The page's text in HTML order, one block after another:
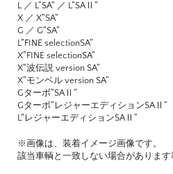
L ／ L”SA” ／ L”SAⅡ”
X ／ X”SA”
G ／ G”SA”
L”FINE selectionSA”
X”FINE selectionSA”
X”波伝説 version SA”
X”モンベル version SA”
Gターボ”SAⅡ”
Gターボ”レジャーエディションSAⅡ”
L”レジャーエディションSAⅡ”
※画像は、装着イメージ画像です。
該当車輌と一致しない場合があります